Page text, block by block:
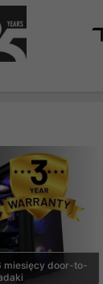
miesięcy door-to-